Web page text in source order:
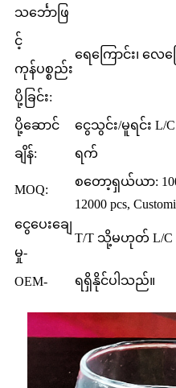
သင်္ဘောဖြ
င့်
ကုန်ပစ္စည်း
ပို့ခြင်း:
ရေကြောင်း၊ လေက
ပို့ဆောင်
ချိန်:
ငွေသွင်း/မူရင်း L/
ရက်
MOQ:
စတော့ရှယ်ယာ:
12000 pcs,
ငွေပေးချေ
မှု-
T/T သို့မဟုတ် L/C
OEM- ရရှိနိုင်ပါသည်။